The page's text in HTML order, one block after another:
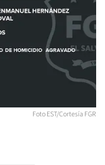
Foto EST/Cortesía FGR